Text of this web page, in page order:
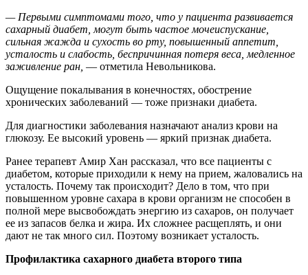
— Первыми симптомами того, что у пациента развивается
сахарный диабет, могут быть частое мочеиспускание,
сильная жажда и сухость во рту, повышенный аппетит,
усталость и слабость, беспричинная потеря веса, медленное
заживление ран, — отметила Невольникова.
Ощущение покалывания в конечностях, обострение
хронических заболеваний — тоже признаки диабета.
Для диагностики заболевания назначают анализ крови на
глюкозу. Ее высокий уровень — яркий признак диабета.
Ранее терапевт Амир Хан рассказал, что все пациенты с
диабетом, которые приходили к нему на прием, жаловались на
усталость. Почему так происходит? Дело в том, что при
повышенном уровне сахара в крови организм не способен в
полной мере высвобождать энергию из сахаров, он получает
ее из запасов белка и жира. Их сложнее расщеплять, и они
дают не так много сил. Поэтому возникает усталость.
Профилактика сахарного диабета второго типа